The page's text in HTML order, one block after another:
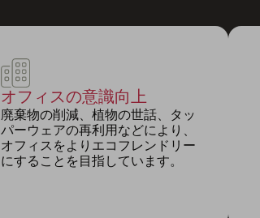
オフィスの意識向上
廃棄物の削減、植物の世話、タッ
パーウェアの再利用などにより、
オフィスをよりエコフレンドリー
にすることを目指しています。